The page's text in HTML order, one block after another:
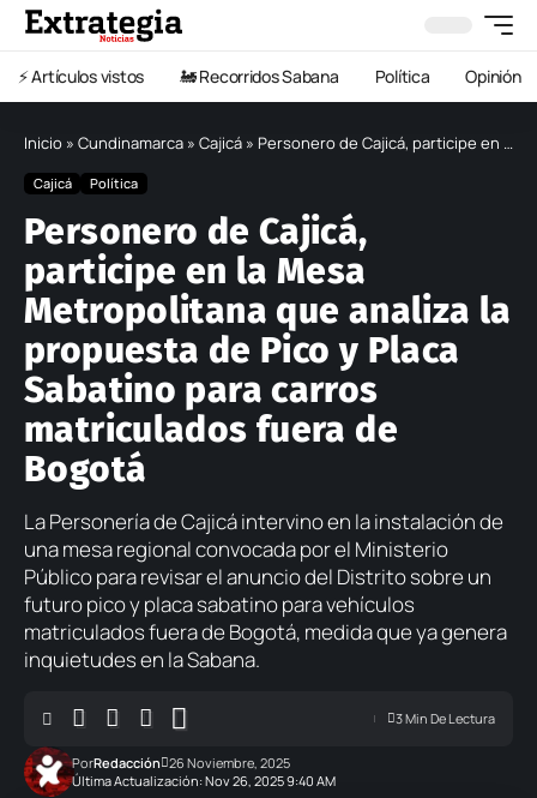
⚡️ Artículos vistos 🚂 Recorridos Sabana Política Opinión
Inicio » Cundinamarca » Cajicá » Personero de Cajicá, participe en la Mesa Metropolitana que analiza la propuesta de Pico y Placa Sabatino para carros matriculados fuera de Bogotá
Cajicá Política
Personero de Cajicá,
participe en la Mesa
Metropolitana que analiza la
propuesta de Pico y Placa
Sabatino para carros
matriculados fuera de
Bogotá
La Personería de Cajicá intervino en la instalación de
una mesa regional convocada por el Ministerio
Público para revisar el anuncio del Distrito sobre un
futuro pico y placa sabatino para vehículos
matriculados fuera de Bogotá, medida que ya genera
inquietudes en la Sabana.
Última Actualización: Nov 26, 2025 9:40 AM
PorRedacción 26 Noviembre, 2025
3 Min De Lectura